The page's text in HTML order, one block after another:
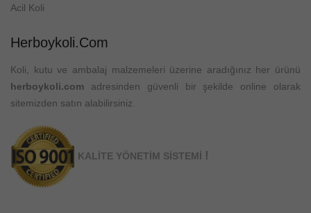
Acil Koli
Herboykoli.com
Koli, kutu ve ambalaj malzemeleri üzerine aradığınız her ürünü
herboykoli.com adresinden güvenli bir şekilde online olarak
sitemizden satın alabilirsiniz.
KALİTE YÖNETİM SİSTEMİ !